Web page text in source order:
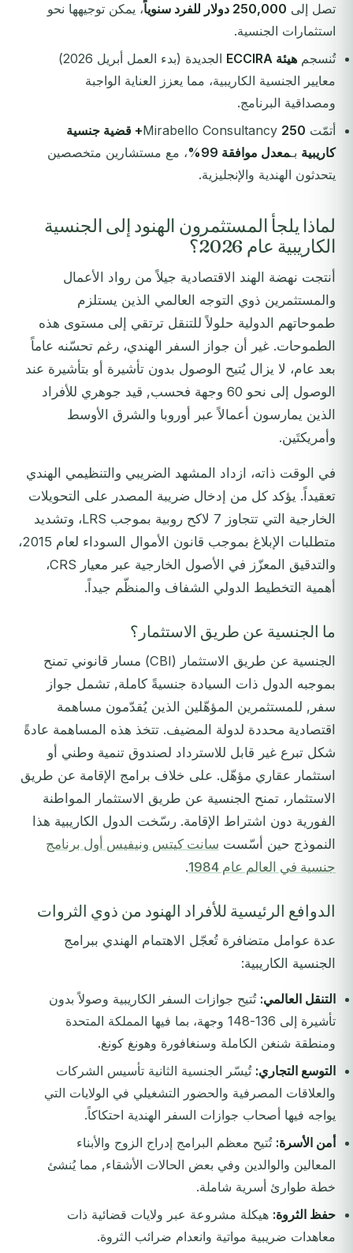
تصل إلى 250,000 دولار للفرد سنوياً
، يمكن توجيهها نحو
استثمارات الجنسية.
تُنسجم هيئة ECCIRA
الجديدة (بدء العمل أبريل 2026)
معايير الجنسية الكاريبية، مما يعزز العناية الواجبة
ومصداقية البرنامج.
أتمّت Mirabello Consultancy
250+ قضية جنسية
كاريبية بـمعدل موافقة 99%
، مع مستشارين متخصصين
يتحدثون الهندية والإنجليزية.
لماذا يلجأ المستثمرون الهنود إلى الجنسية
الكاريبية عام 2026؟
أنتجت نهضة الهند الاقتصادية جيلاً من رواد الأعمال
والمستثمرين ذوي التوجه العالمي الذين يستلزم
طموحاتهم الدولية حلولاً للتنقل ترتقي إلى مستوى هذه
الطموحات. غير أن جواز السفر الهندي، رغم تحسّنه عاماً
بعد عام، لا يزال يُتيح الوصول بدون تأشيرة أو بتأشيرة عند
الوصول إلى نحو 60 وجهة فحسب, قيد جوهري للأفراد
الذين يمارسون أعمالاً عبر أوروبا والشرق الأوسط
وأمريكتَين.
في الوقت ذاته، ازداد المشهد الضريبي والتنظيمي الهندي
تعقيداً. يؤكد كل من إدخال ضريبة المصدر على التحويلات
الخارجية التي تتجاوز 7 لاكح روبية بموجب LRS، وتشديد
متطلبات الإبلاغ بموجب قانون الأموال السوداء لعام 2015،
والتدقيق المعزّز في الأصول الخارجية عبر معيار CRS،
أهمية التخطيط الدولي الشفاف والمنظّم جيداً.
ما الجنسية عن طريق الاستثمار؟
الجنسية عن طريق الاستثمار (CBI) مسار قانوني تمنح
بموجبه الدول ذات السيادة جنسيةً كاملة, تشمل جواز
سفر, للمستثمرين المؤهّلين الذين يُقدّمون مساهمة
اقتصادية محددة لدولة المضيف. تتخذ هذه المساهمة عادةً
شكل تبرع غير قابل للاسترداد لصندوق تنمية وطني أو
استثمار عقاري مؤهّل. على خلاف برامج الإقامة عن طريق
الاستثمار، تمنح الجنسية عن طريق الاستثمار المواطنة
الفورية دون اشتراط الإقامة. رسّخت الدول الكاريبية هذا
النموذج حين أسّست سانت كيتس ونيفيس أول برنامج
جنسية في العالم عام 1984
.
الدوافع الرئيسية للأفراد الهنود من ذوي الثروات
عدة عوامل متضافرة تُعجّل الاهتمام الهندي ببرامج
الجنسية الكاريبية:
التنقل العالمي: تُتيح جوازات السفر الكاريبية وصولاً بدون
تأشيرة إلى 136-148 وجهة، بما فيها المملكة المتحدة
ومنطقة شنغن الكاملة وسنغافورة وهونغ كونغ.
التوسع التجاري: تُيسّر الجنسية الثانية تأسيس الشركات
والعلاقات المصرفية والحضور التشغيلي في الولايات التي
يواجه فيها أصحاب جوازات السفر الهندية احتكاكاً.
أمن الأسرة: تُتيح معظم البرامج إدراج الزوج والأبناء
المعالين والوالدين وفي بعض الحالات الأشقاء, مما يُنشئ
خطة طوارئ أسرية شاملة.
حفظ الثروة: هيكلة مشروعة عبر ولايات قضائية ذات
معاهدات ضريبية مواتية وانعدام ضرائب الثروة.